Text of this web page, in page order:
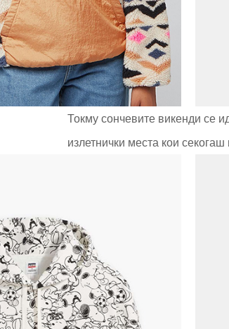
Токму сончевите викенди се
излетнички места кои